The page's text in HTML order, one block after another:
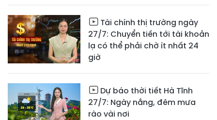
Tài chính thị trường ngày
27/7: Chuyển tiền tới tài khoản
lạ có thể phải chờ ít nhất 24
giờ
Dự báo thời tiết Hà Tĩnh
27/7: Ngày nắng, đêm mưa
rào vài nơi